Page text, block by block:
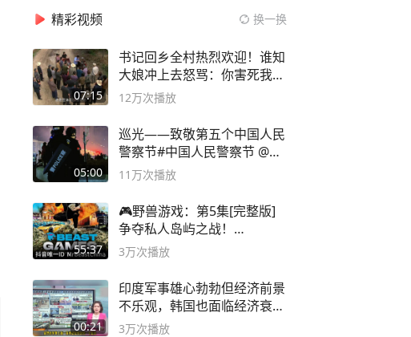
精彩视频 换一换
07:15
书记回乡全村热烈欢迎！谁知
大娘冲上去怒骂：你害死我儿
子
12万次播放
05:00
巡光——致敬第五个中国人民
警察节#中国人民警察节 @抖
音小助手
11万次播放
55:37
🎮野兽游戏：第5集[完整版]
争夺私人岛屿之战！
#MrBeastChina
3万次播放
00:21
印度军事雄心勃勃但经济前景
不乐观，韩国也面临经济衰退
风险
3万次播放